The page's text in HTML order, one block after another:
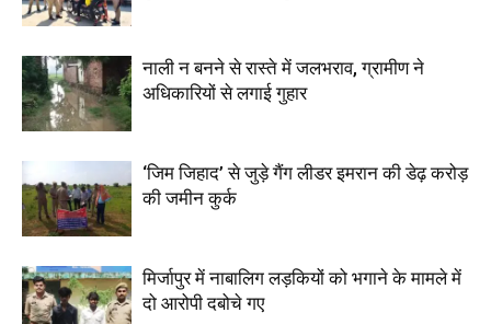
नाली न बनने से रास्ते में जलभराव, ग्रामीण ने
अधिकारियों से लगाई गुहार
‘जिम जिहाद’ से जुड़े गैंग लीडर इमरान की डेढ़ करोड़
की जमीन कुर्क
मिर्जापुर में नाबालिग लड़कियों को भगाने के मामले में
दो आरोपी दबोचे गए